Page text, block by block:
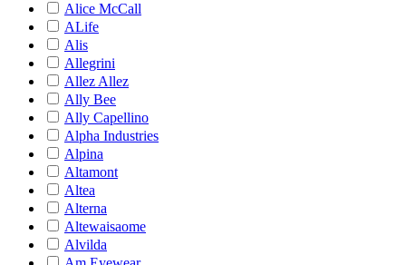
Alice McCall
ALife
Alis
Allegrini
Allez Allez
Ally Bee
Ally Capellino
Alpha Industries
Alpina
Altamont
Altea
Alterna
Altewaisaome
Alvilda